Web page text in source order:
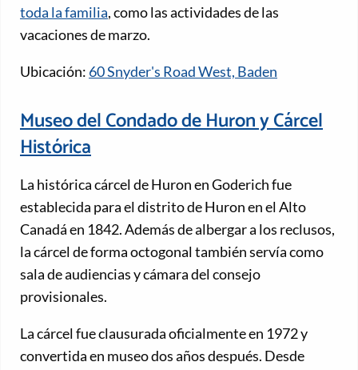
toda la familia, como las actividades de las
vacaciones de marzo.
Ubicación: 60 Snyder's Road West, Baden
Museo del Condado de Huron y Cárcel
Histórica
La histórica cárcel de Huron en Goderich fue
establecida para el distrito de Huron en el Alto
Canadá en 1842. Además de albergar a los reclusos,
la cárcel de forma octogonal también servía como
sala de audiencias y cámara del consejo
provisionales.
La cárcel fue clausurada oficialmente en 1972 y
convertida en museo dos años después. Desde